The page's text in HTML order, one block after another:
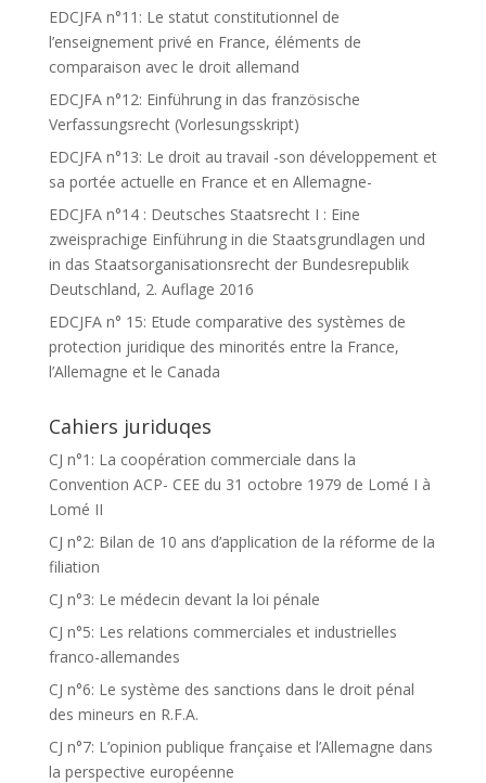
EDCJFA n°11: Le statut constitutionnel de
l’enseignement privé en France, éléments de
comparaison avec le droit allemand
EDCJFA n°12: Einführung in das französische
Verfassungsrecht (Vorlesungsskript)
EDCJFA n°13: Le droit au travail -son développement et
sa portée actuelle en France et en Allemagne-
EDCJFA n°14 : Deutsches Staatsrecht I : Eine
zweisprachige Einführung in die Staatsgrundlagen und
in das Staatsorganisationsrecht der Bundesrepublik
Deutschland, 2. Auflage 2016
EDCJFA n° 15: Etude comparative des systèmes de
protection juridique des minorités entre la France,
l’Allemagne et le Canada
Cahiers juriduqes
CJ n°1: La coopération commerciale dans la
Convention ACP- CEE du 31 octobre 1979 de Lomé I à
Lomé II
CJ n°2: Bilan de 10 ans d’application de la réforme de la
filiation
CJ n°3: Le médecin devant la loi pénale
CJ n°5: Les relations commerciales et industrielles
franco-allemandes
CJ n°6: Le système des sanctions dans le droit pénal
des mineurs en R.F.A.
CJ n°7: L’opinion publique française et l’Allemagne dans
la perspective européenne